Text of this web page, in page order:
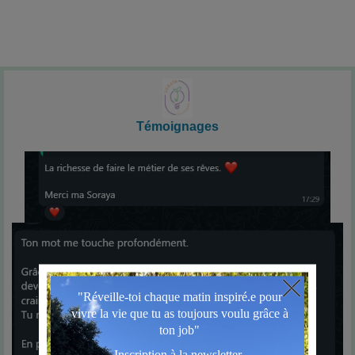
Témoignages